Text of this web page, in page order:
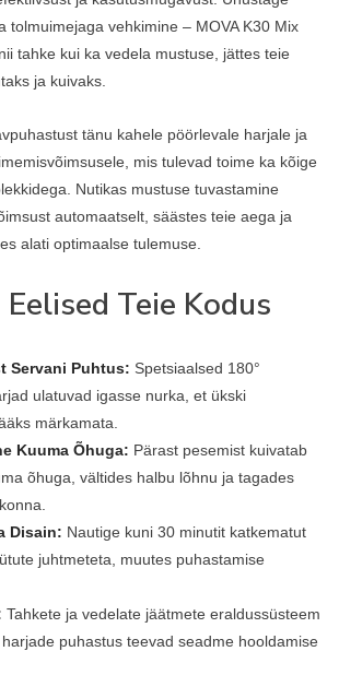
tolmuimejaga vehkimine – MOVA K30 Mix
tahke kui ka vedela mustuse, jättes teie
ja kuivaks.
tänu kahele pöörlevale harjale ja
mis tulevad toime ka kõige
Nutikas mustuse tuvastamine
automaatselt, säästes teie aega ja
alati optimaalse tulemuse.
Teie Kodus
Servani Puhtus: Spetsiaalsed 180°
ulatuvad igasse nurka, et ükski
märkamata.
Kuuma Õhuga: Pärast pesemist kuivatab
õhuga, vältides halbu lõhnu ja tagades
Disain: Nautige kuni 30 minutit katkematut
juhtmeteta, muutes puhastamise
Tahkete ja vedelate jäätmete eraldussüsteem
puhastus teevad seadme hooldamise